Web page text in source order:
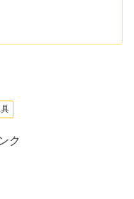
ク